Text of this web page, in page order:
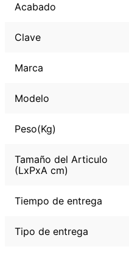
Acabado
Clave
Marca
Modelo
Peso(Kg)
Tamaño del Articulo
(LxPxA cm)
Tiempo de entrega
Tipo de entrega